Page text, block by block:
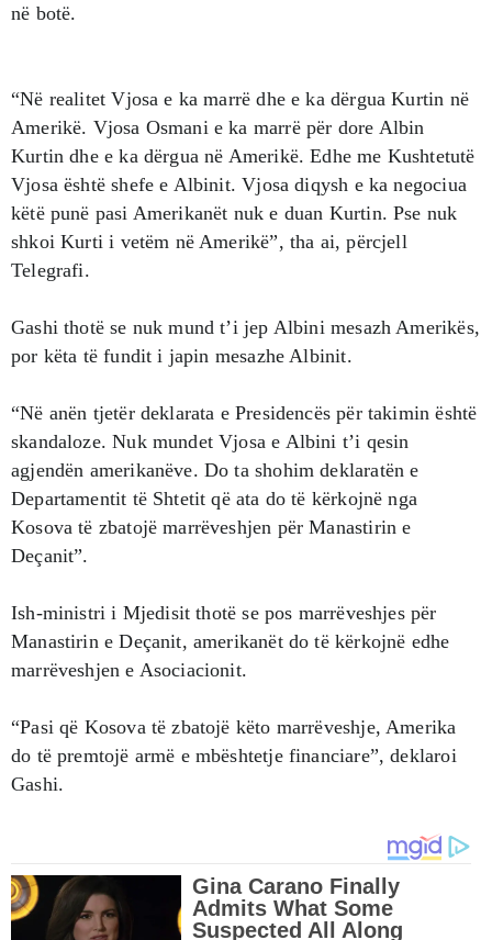
në botë.
“Në realitet Vjosa e ka marrë dhe e ka dërgua Kurtin në
Amerikë. Vjosa Osmani e ka marrë për dore Albin
Kurtin dhe e ka dërgua në Amerikë. Edhe me Kushtetutë
Vjosa është shefe e Albinit. Vjosa diqysh e ka negociua
këtë punë pasi Amerikanët nuk e duan Kurtin. Pse nuk
shkoi Kurti i vetëm në Amerikë”, tha ai, përcjell
Telegrafi.
Gashi thotë se nuk mund t’i jep Albini mesazh Amerikës,
por këta të fundit i japin mesazhe Albinit.
“Në anën tjetër deklarata e Presidencës për takimin është
skandaloze. Nuk mundet Vjosa e Albini t’i qesin
agjendën amerikanëve. Do ta shohim deklaratën e
Departamentit të Shtetit që ata do të kërkojnë nga
Kosova të zbatojë marrëveshjen për Manastirin e
Deçanit”.
Ish-ministri i Mjedisit thotë se pos marrëveshjes për
Manastirin e Deçanit, amerikanët do të kërkojnë edhe
marrëveshjen e Asociacionit.
“Pasi që Kosova të zbatojë këto marrëveshje, Amerika
do të premtojë armë e mbështetje financiare”, deklaroi
Gashi.